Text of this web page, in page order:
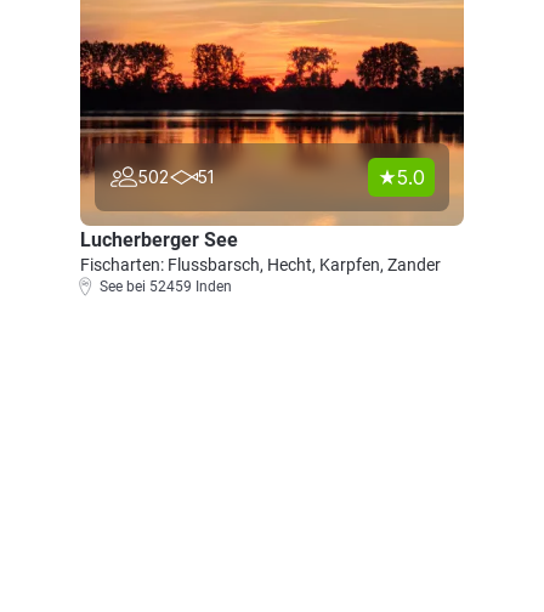
502 51 5.0
Lucherberger See
Fischarten: Flussbarsch, Hecht, Karpfen, Zander
See bei 52459 Inden